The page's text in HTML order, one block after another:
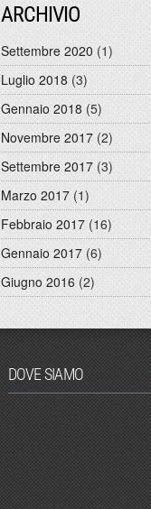
ARCHIVIO
Settembre 2020 (1)
Luglio 2018 (3)
Gennaio 2018 (5)
Novembre 2017 (2)
Settembre 2017 (3)
Marzo 2017 (1)
Febbraio 2017 (16)
Gennaio 2017 (6)
Giugno 2016 (2)
DOVE SIAMO